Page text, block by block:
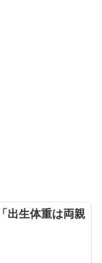
出生体重は両親